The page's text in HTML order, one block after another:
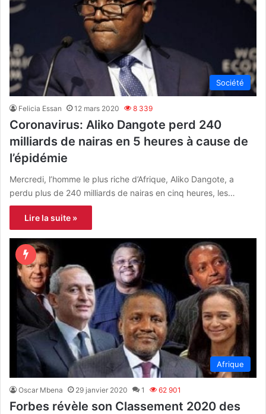
Société
Felicia Essan 12 mars 2020 8 339
Coronavirus: Aliko Dangote perd 240
milliards de nairas en 5 heures à cause de
l’épidémie
Mercredi, l’homme le plus riche d’Afrique, Aliko Dangote, a
perdu plus de 240 milliards de nairas en cinq heures, les…
Lire la suite »
Afrique
Oscar Mbena 29 janvier 2020 1 62 901
Forbes révèle son Classement 2020 des